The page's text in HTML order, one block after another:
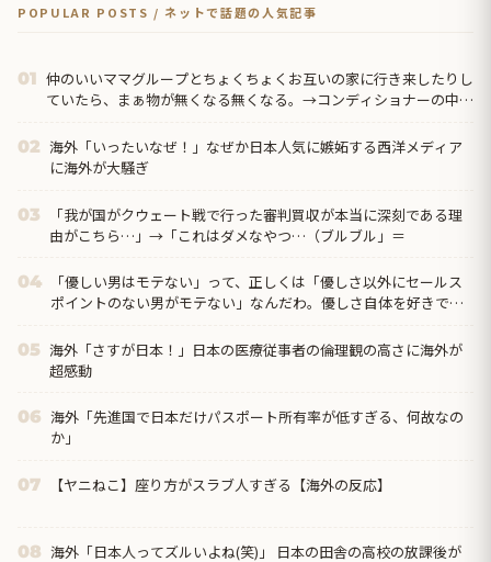
POPULAR POSTS / ネットで話題の人気記事
01 仲のいいママグループとちょくちょくお互いの家に行き来したりし
ていたら、まぁ物が無くなる無くなる。→コンディショナーの中身
02 海外「いったいなぜ！」なぜか日本人気に嫉妬する西洋メディア
に海外が大騒ぎ
03
「我が国がクウェート戦で行った審判買収が本当に深刻である理
由がこちら…」→「これはダメなやつ…（ブルブル」＝
04
「優しい男はモテない」って、正しくは「優しさ以外にセールス
ポイントのない男がモテない」なんだわ。優しさ自体を好きでは
05 海外「さすが日本！」日本の医療従事者の倫理観の高さに海外が
超感動
06 海外「先進国で日本だけパスポート所有率が低すぎる、何故なの
か」
07 【ヤニねこ】座り方がスラブ人すぎる【海外の反応】
08 海外「日本人ってズルいよね(笑)」 日本の田舎の高校の放課後が